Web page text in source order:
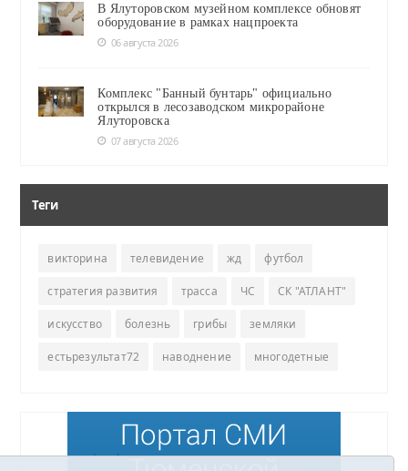
В Ялуторовском музейном комплексе обновят
оборудование в рамках нацпроекта
06 августа 2026
Комплекс "Банный бунтарь" официально
открылся в лесозаводском микрорайоне
Ялуторовска
07 августа 2026
Теги
викторина телевидение жд футбол
стратегия развития трасса ЧС СК "АТЛАНТ"
искусство болезнь грибы земляки
естьрезультат72 наводнение многодетные